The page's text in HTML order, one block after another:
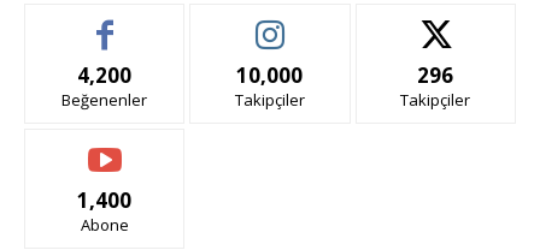
4,200
Beğenenler
10,000
Takipçiler
296
Takipçiler
1,400
Abone